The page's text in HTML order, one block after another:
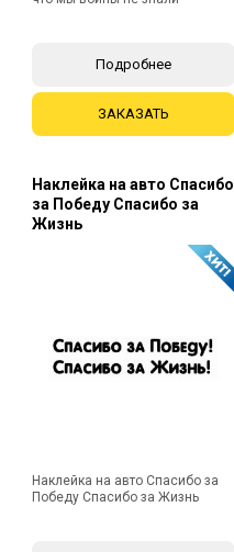
Подробнее
ЗАКАЗАТЬ
Наклейка на авто Спасибо
за Победу Спасибо за
Жизнь
Наклейка на авто Спасибо за
Победу Спасибо за Жизнь